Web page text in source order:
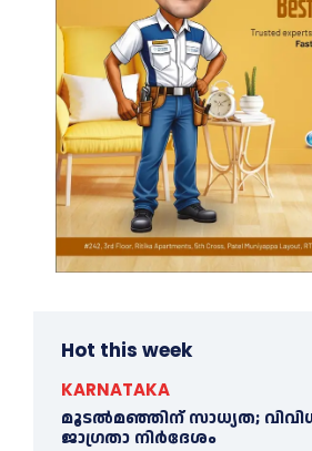
Hot this week
KARNATAKA
മൂടൽമഞ്ഞിന് സാധ്യത;
ജാഗ്രതാ നിർദേശം